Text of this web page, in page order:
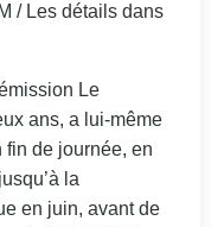
/ Les détails dans
Le
ans, a lui-même
de journée, en
la
en juin, avant de